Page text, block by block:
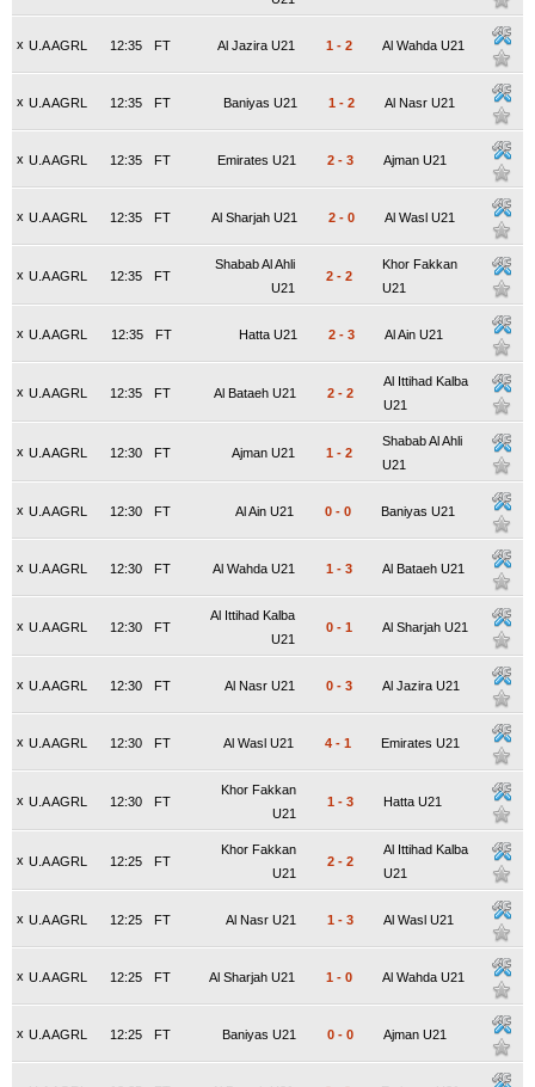
x U.A AGRL FT
12:35 Al Jazira U21 1 - 2 Al Wahda U21
x U.A AGRL FT
12:35 Baniyas U21 1 - 2 Al Nasr U21
x U.A AGRL FT
12:35 Emirates U21 2 - 3 Ajman U21
x U.A AGRL FT
12:35 Al Sharjah U21 2 - 0 Al Wasl U21
x U.A AGRL FT
12:35
Shabab Al Ahli
U21
2 - 2
Khor Fakkan
U21
x U.A AGRL FT
12:35 Hatta U21 2 - 3 Al Ain U21
x U.A AGRL FT
12:35 Al Bataeh U21 2 - 2
Al Ittihad Kalba
U21
x U.A AGRL FT
12:30 Ajman U21 1 - 2
Shabab Al Ahli
U21
x U.A AGRL FT
12:30 Al Ain U21 0 - 0 Baniyas U21
x U.A AGRL FT
12:30 Al Wahda U21 1 - 3 Al Bataeh U21
x U.A AGRL FT
12:30
Al Ittihad Kalba
U21
0 - 1 Al Sharjah U21
x U.A AGRL FT
12:30 Al Nasr U21 0 - 3 Al Jazira U21
x U.A AGRL FT
12:30 Al Wasl U21 4 - 1 Emirates U21
x U.A AGRL FT
12:30
Khor Fakkan
U21
1 - 3 Hatta U21
x U.A AGRL FT
12:25
Khor Fakkan
U21
2 - 2
Al Ittihad Kalba
U21
x U.A AGRL FT
12:25 Al Nasr U21 1 - 3 Al Wasl U21
x U.A AGRL FT
12:25 Al Sharjah U21 1 - 0 Al Wahda U21
x U.A AGRL FT
12:25 Baniyas U21 0 - 0 Ajman U21